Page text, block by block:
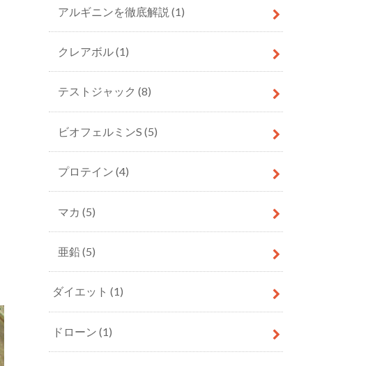
アルギニンを徹底解説 (1)
クレアボル(1)
テストジャック (8)
ビオフェルミンS (5)
プロテイン (4)
マカ (5)
亜鉛(5)
ダイエット (1)
ドローン (1)